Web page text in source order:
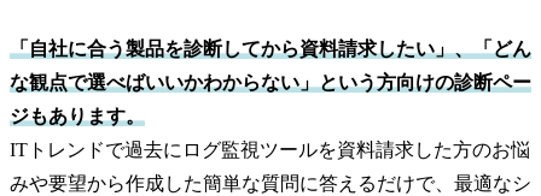
「自社に合う製品を診断してから資料請求したい」、「どん
な観点で選べばいいかわからない」という方向けの診断ペー
ジもあります。
ITトレンドで過去にログ監視ツールを資料請求した方のお悩
みや要望から作成した簡単な質問に答えるだけで、最適なシ